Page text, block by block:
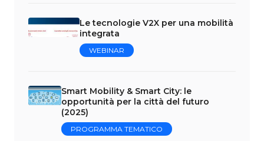
Le tecnologie V2X per una mobilità
integrata
WEBINAR
Smart Mobility & Smart City: le
opportunità per la città del futuro
(2025)
PROGRAMMA TEMATICO